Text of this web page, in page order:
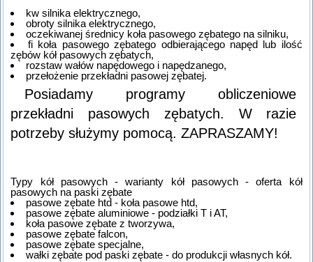
kw silnika elektrycznego,
obroty silnika elektrycznego,
oczekiwanej średnicy koła pasowego zębatego na silniku,
fi koła pasowego zębatego odbierającego napęd lub ilość
zębów kół pasowych zębatych,
rozstaw wałów napędowego i napędzanego,
przełożenie przekładni pasowej zębatej.
Posiadamy programy obliczeniowe
przekładni pasowych zębatych. W razie
potrzeby służymy pomocą. ZAPRASZAMY!
Typy kół pasowych - warianty kół pasowych - oferta kół
pasowych na paski zębate
pasowe zębate htd - koła pasowe htd,
pasowe zębate aluminiowe - podziałki T i AT,
koła pasowe zębate z tworzywa,
pasowe zębate falcon,
pasowe zębate specjalne,
wałki zębate pod paski zębate - do produkcji własnych kół.